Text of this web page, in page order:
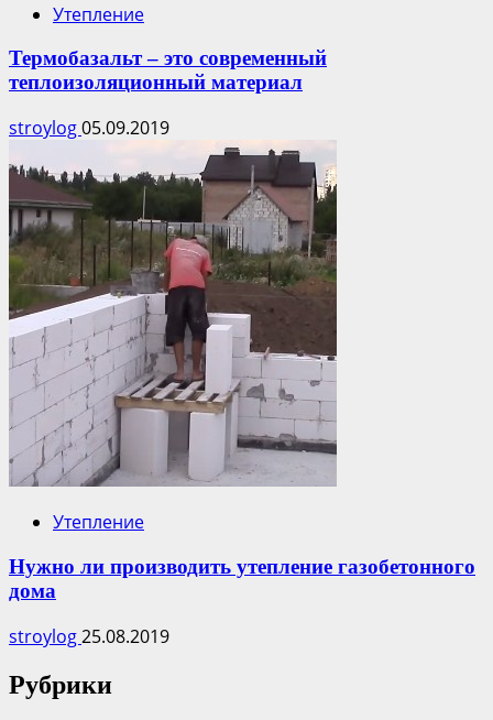
Утепление
Термобазальт – это современный
теплоизоляционный материал
stroylog05.09.2019
Утепление
Нужно ли производить утепление газобетонного
дома
stroylog25.08.2019
Рубрики